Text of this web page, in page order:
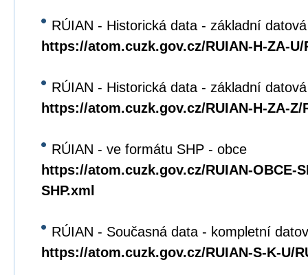
RÚIAN - Historická data - základní
https://atom.cuzk.gov.cz/RUIAN-H-ZA-U/
RÚIAN - Historická data - základní
https://atom.cuzk.gov.cz/RUIAN-H-ZA-Z/
RÚIAN - ve formátu SHP - obce
https://atom.cuzk.gov.cz/RUIAN-OBCE-
SHP.xml
RÚIAN - Současná data - kompletní
https://atom.cuzk.gov.cz/RUIAN-S-K-U/